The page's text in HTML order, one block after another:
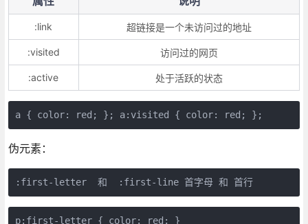
:link 超链接是一个未访问过的地址
:visited 访问过的网页
:active 处于活跃的状态
a { color: red; }; a:visited { color: red; };
伪元素：
:first-letter  和  :first-line 首字母 和 首行
p:first-letter { color: red; }